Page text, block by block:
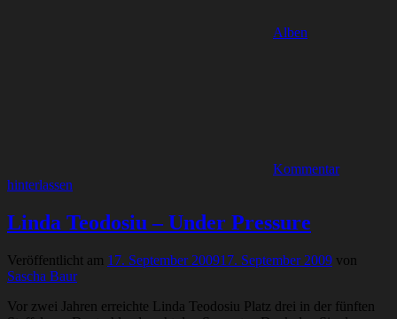
Alben
Kommentar
hinterlassen
Linda Teodosiu – Under Pressure
Veröffentlicht am 17. September 200917. September 2009 von
Sascha Baur
Vor zwei Jahren erreichte Linda Teodosiu Platz drei in der fünften